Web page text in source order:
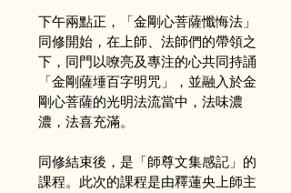
下午兩點正，「金剛心菩薩懺悔法」
同修開始，在上師、法師們的帶領之
下，同門以嘹亮及專注的心共同持誦
「金剛薩埵百字明咒」，並融入於金
剛心菩薩的光明法流當中，法味濃
濃，法喜充滿。
同修結束後，是「師尊文集感記」的
課程。此次的課程是由釋蓮央上師主